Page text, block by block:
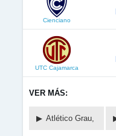
Cienciano
UTC Cajamarca
VER MÁS:
Atlético Grau,